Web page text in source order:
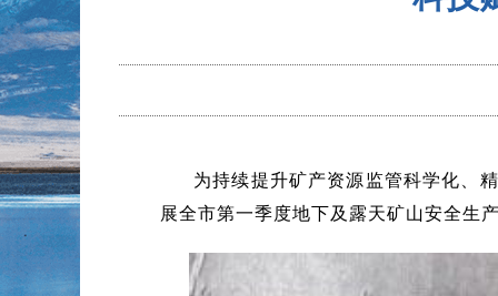
为持续提升矿产资源监管科学化、
展全市第一季度地下及露天矿山安全生